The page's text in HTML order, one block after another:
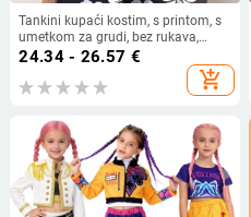
Tankini kupaći kostim, s printom, s
umetkom za grudi, bez rukava,
poliester
24.34 - 26.57 €
add_shopping_cart